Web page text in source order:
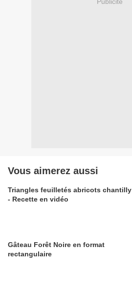
Vous aimerez aussi
Triangles feuilletés abricots chantilly
- Recette en vidéo
Gâteau Forêt Noire en format
rectangulaire